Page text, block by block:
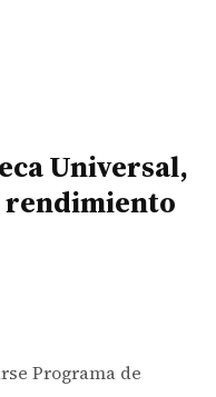
Universal,
rendimiento
Programa de